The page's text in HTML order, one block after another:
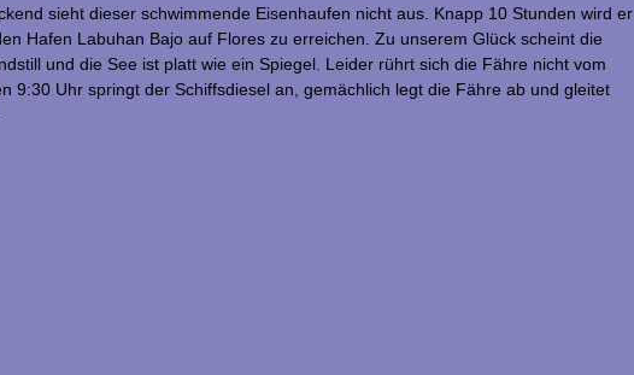
sieht dieser schwimmende Eisenhaufen nicht aus. Knapp 10 Stunden wird er
Hafen Labuhan Bajo auf Flores zu erreichen. Zu unserem Glück scheint die
und die See ist platt wie ein Spiegel. Leider rührt sich die Fähre nicht vom
9:30 Uhr springt der Schiffsdiesel an, gemächlich legt die Fähre ab und gleitet